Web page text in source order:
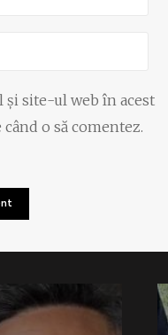
și site-ul web în acest
o să comentez.